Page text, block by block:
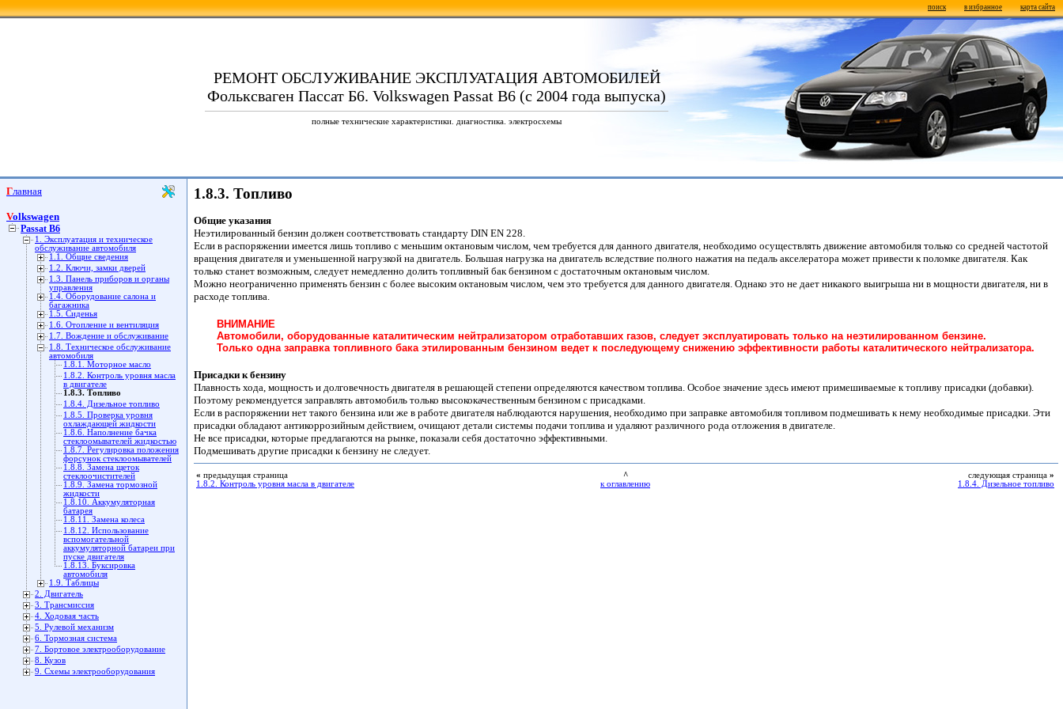
поиск в избранное карта сайта
РЕМОНТ ОБСЛУЖИВАНИЕ ЭКСПЛУАТАЦИЯ АВТОМОБИЛЕЙ
Фольксваген Пассат Б6. Volkswagen Passat B6 (с 2004 года выпуска)
полные технические характеристики. диагностика. электросхемы
Главная
Volkswagen
Passat B6
1. Эксплуатация и техническое
обслуживание автомобиля
1.1. Общие сведения
1.2. Ключи, замки дверей
1.3. Панель приборов и органы
управления
1.4. Оборудование салона и
багажника
1.5. Сиденья
1.6. Отопление и вентиляция
1.7. Вождение и обслуживание
1.8. Техническое обслуживание
автомобиля
1.8.1. Моторное масло
1.8.2. Контроль уровня масла
в двигателе
1.8.3. Топливо
1.8.4. Дизельное топливо
1.8.5. Проверка уровня
охлаждающей жидкости
1.8.6. Наполнение бачка
стеклоомывателей жидкостью
1.8.7. Регулировка положения
форсунок стеклоомывателей
1.8.8. Замена щеток
стеклоочистителей
1.8.9. Замена тормозной
жидкости
1.8.10. Аккумуляторная
батарея
1.8.11. Замена колеса
1.8.12. Использование
вспомогательной
аккумуляторной батареи при
пуске двигателя
1.8.13. Буксировка
автомобиля
1.9. Таблицы
2. Двигатель
3. Трансмиссия
4. Ходовая часть
5. Рулевой механизм
6. Тормозная система
7. Бортовое электрооборудование
8. Кузов
9. Схемы электрооборудования
1.8.3. Топливо
Общие указания
Неэтилированный бензин должен соответствовать стандарту DIN EN 228.
Если в распоряжении имеется лишь топливо с меньшим октановым числом, чем требуется для данного двигателя, необходимо осуществлять движение автомобиля только со средней частотой
вращения двигателя и уменьшенной нагрузкой на двигатель. Большая нагрузка на двигатель вследствие полного нажатия на педаль акселератора может привести к поломке двигателя. Как
только станет возможным, следует немедленно долить топливный бак бензином с достаточным октановым числом.
Можно неограниченно применять бензин с более высоким октановым числом, чем это требуется для данного двигателя. Однако это не дает никакого выигрыша ни в мощности двигателя, ни в
расходе топлива.
ВНИМАНИЕ
Автомобили, оборудованные каталитическим нейтрализатором отработавших газов, следует эксплуатировать только на неэтилированном бензине.
Только одна заправка топливного бака этилированным бензином ведет к последующему снижению эффективности работы каталитического нейтрализатора.
Присадки к бензину
Плавность хода, мощность и долговечность двигателя в решающей степени определяются качеством топлива. Особое значение здесь имеют примешиваемые к топливу присадки (добавки).
Поэтому рекомендуется заправлять автомобиль только высококачественным бензином с присадками.
Если в распоряжении нет такого бензина или же в работе двигателя наблюдаются нарушения, необходимо при заправке автомобиля топливом подмешивать к нему необходимые присадки. Эти
присадки обладают антикоррозийным действием, очищают детали системы подачи топлива и удаляют различного рода отложения в двигателе.
Не все присадки, которые предлагаются на рынке, показали себя достаточно эффективными.
Подмешивать другие присадки к бензину не следует.
« предыдущая страница
1.8.2. Контроль уровня масла в двигателе
^
к оглавлению
следующая страница »
1.8.4. Дизельное топливо